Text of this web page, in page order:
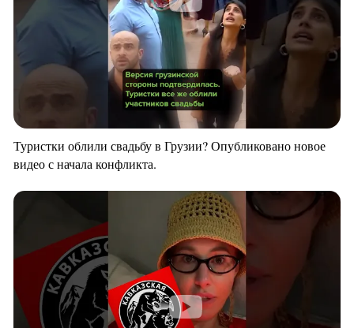
Туристки облили свадьбу в Грузии? Опубликовано новое
видео с начала конфликта.